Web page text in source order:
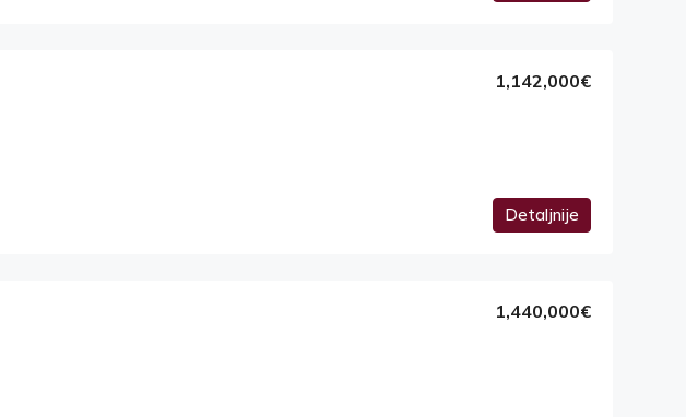
1,142,000€
Detaljnije
1,440,000€